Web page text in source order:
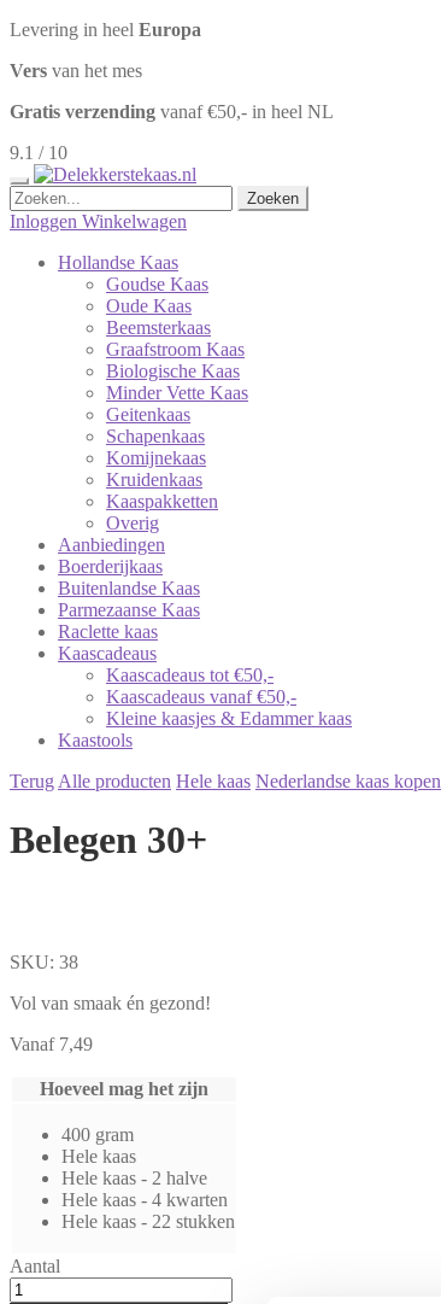
Levering in heel Europa
Vers van het mes
Gratis verzending vanaf €50,- in heel NL
9.1 / 10
Zoeken
naar:
Zoeken
Inloggen Winkelwagen
Hollandse Kaas
Goudse Kaas
Oude Kaas
Beemsterkaas
Graafstroom Kaas
Biologische Kaas
Minder Vette Kaas
Geitenkaas
Schapenkaas
Komijnekaas
Kruidenkaas
Kaaspakketten
Overig
Aanbiedingen
Boerderijkaas
Buitenlandse Kaas
Parmezaanse Kaas
Raclette kaas
Kaascadeaus
Kaascadeaus tot €50,-
Kaascadeaus vanaf €50,-
Kleine kaasjes & Edammer kaas
Kaastools
Terug Alle producten Hele kaas Nederlandse kaas kopen
Belegen 30+
SKU: 38
Vol van smaak én gezond!
Vanaf 7,49
Hoeveel mag het zijn
400 gram
Hele kaas
Hele kaas - 2 halve
Hele kaas - 4 kwarten
Hele kaas - 22 stukken
Aantal